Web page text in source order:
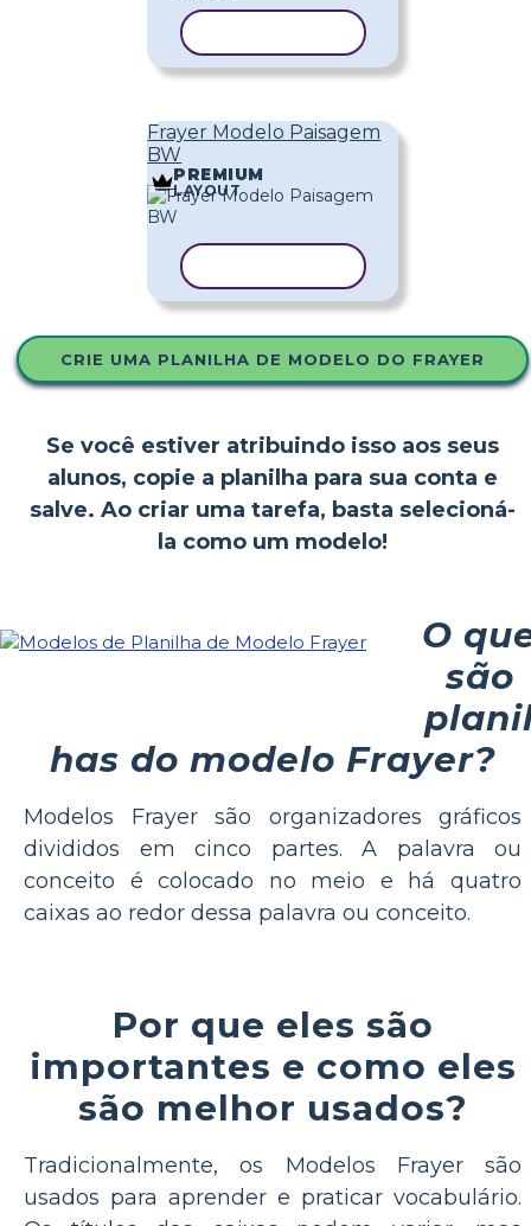
Frayer Modelo Paisagem
BW
PREMIUM
LAYOUT
CRIE UMA PLANILHA DE MODELO DO FRAYER
Se você estiver atribuindo isso aos seus
alunos, copie a planilha para sua conta e
salve. Ao criar uma tarefa, basta selecioná-
la como um modelo!
O
são
has do modelo Frayer?
Modelos Frayer são organizadores gráficos
divididos em cinco partes. A palavra ou
conceito é colocado no meio e há quatro
caixas ao redor dessa palavra ou conceito.
Por que eles são
importantes e como eles
são melhor usados?
Tradicionalmente, os Modelos Frayer são
usados para aprender e praticar vocabulário.